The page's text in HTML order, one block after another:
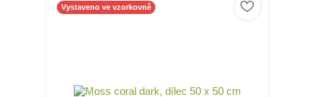
Vystaveno ve vzorkovně